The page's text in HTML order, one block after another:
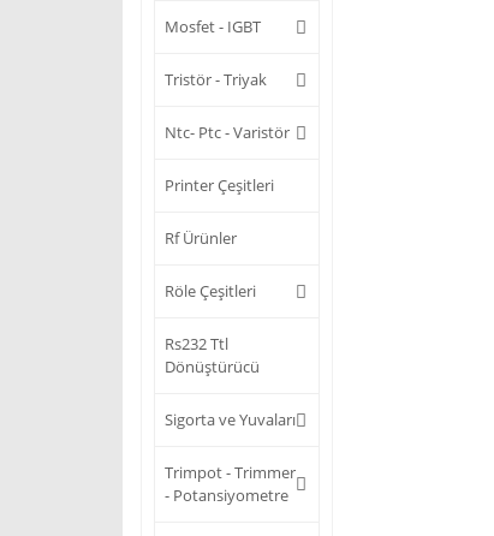
Mosfet - IGBT
Tristör - Triyak
Ntc- Ptc - Varistör
Printer Çeşitleri
Rf Ürünler
Röle Çeşitleri
Rs232 Ttl
Dönüştürücü
Sigorta ve Yuvaları
Trimpot - Trimmer
- Potansiyometre